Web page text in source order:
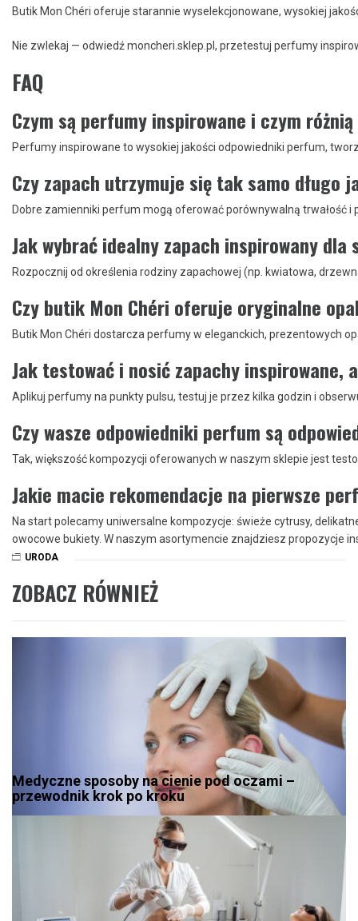
Butik Mon Chéri oferuje starannie wyselekcjonowane, wysokiej
Nie zwlekaj — odwiedź moncheri.sklep.pl, przetestuj perfumy
FAQ
Czym są perfumy inspirowane i czym
Perfumy inspirowane to wysokiej jakości odpowiedniki perfum,
Czy zapach utrzymuje się tak samo długo
Dobre zamienniki perfum mogą oferować porównywalną trwałość
Jak wybrać idealny zapach inspirowany
Rozpocznij od określenia rodziny zapachowej (np. kwiatowa,
Czy butik Mon Chéri oferuje oryginalne
Butik Mon Chéri dostarcza perfumy w eleganckich, prezentowych
Jak testować i nosić zapachy inspirowane,
Aplikuj perfumy na punkty pulsu, testuj je przez kilka godzin i
Czy wasze odpowiedniki perfum są
Tak, większość kompozycji oferowanych w naszym sklepie jest
Jakie macie rekomendacje na pierwsze
Na start polecamy uniwersalne kompozycje: świeże cytrusy,
owocowe bukiety. W naszym asortymencie znajdziesz propozycje
URODA
ZOBACZ RÓWNIEŻ
Medyczne sposoby na cienie pod oczami –
przewodnik krok po kroku